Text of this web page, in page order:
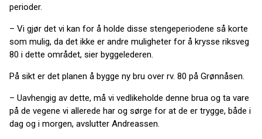
perioder.
– Vi gjør det vi kan for å holde disse stengeperiodene så korte
som mulig, da det ikke er andre muligheter for å krysse riksveg
80 i dette området, sier byggelederen.
På sikt er det planen å bygge ny bru over rv. 80 på Grønnåsen.
– Uavhengig av dette, må vi vedlikeholde denne brua og ta vare
på de vegene vi allerede har og sørge for at de er trygge, både i
dag og i morgen, avslutter Andreassen.